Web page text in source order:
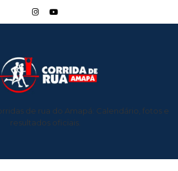
de rua do Amapá: Calendário, fotos e
resultados oficiais.